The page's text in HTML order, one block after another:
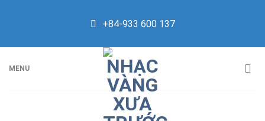
+84-933 600 137
MENU